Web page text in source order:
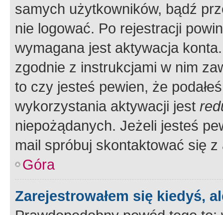
samych użytkowników, bądź
nie logować. Po rejestracji
wymagana jest aktywacja
zgodnie z instrukcjami w nim
to czy jesteś pewien, że
wykorzystania aktywacji jest
niepożądanych. Jeżeli jesteś
mail spróbuj skontaktować się
Góra
Zarejestrowałem się kiedyś,